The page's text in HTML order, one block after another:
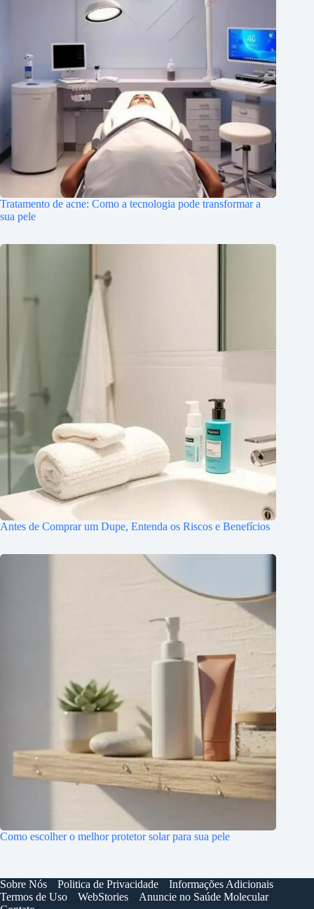
Tratamento de acne: Como a tecnologia pode transformar a
sua pele
Antes de Comprar um Dupe, Entenda os Riscos e Benefícios
Como escolher o melhor protetor solar para sua pele
Sobre Nós Politica de Privacidade
Informações Adicionais
Termos de Uso
WebStories
Anuncie no Saúde Molecular